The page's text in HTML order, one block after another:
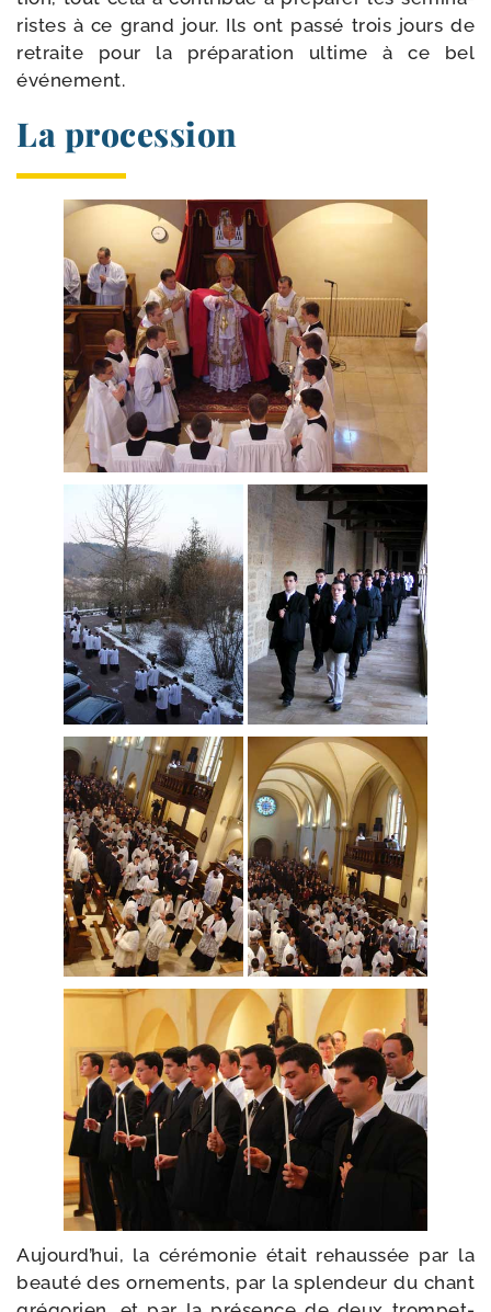
ristes à ce grand jour. Ils ont pas­sé trois jours de
retraite pour la pré­pa­ra­tion ultime à ce bel
événement.
La procession
Aujourd’hui, la céré­mo­nie était rehaus­sée par la
beau­té des orne­ments, par la splen­deur du chant